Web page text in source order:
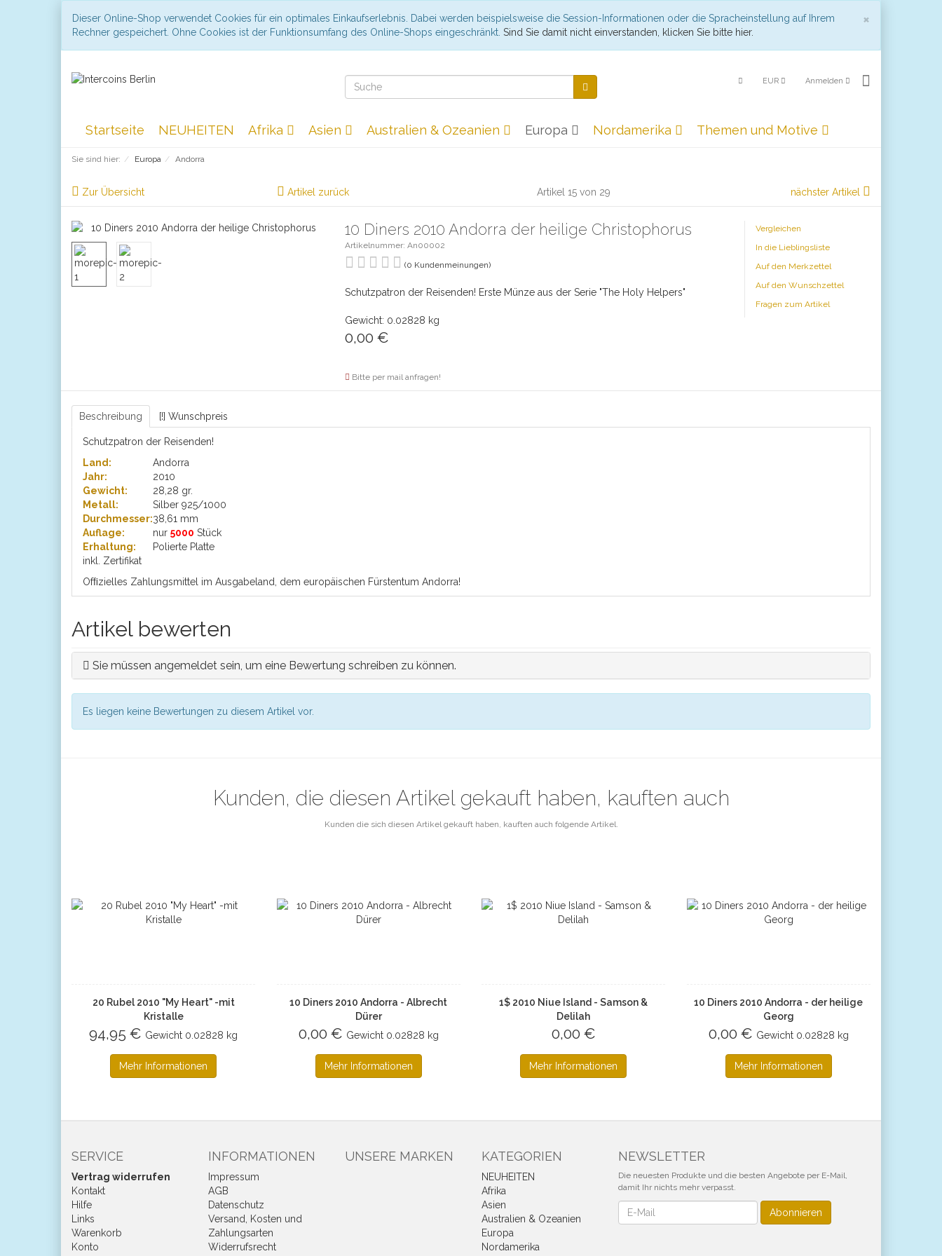
×
Dieser Online-Shop verwendet Cookies für ein optimales Einkaufserlebnis. Dabei werden beispielsweise die Session-Informationen oder die Spracheinstellung auf Ihrem
Rechner gespeichert. Ohne Cookies ist der Funktionsumfang des Online-Shops eingeschränkt. Sind Sie damit nicht einverstanden, klicken Sie bitte hier.
EUR Anmelden
Startseite NEUHEITEN Afrika Asien Australien & Ozeanien Europa Nordamerika Themen und Motive
Sie sind hier: Europa Andorra
Zur Übersicht Artikel zurück Artikel 15 von 29 nächster Artikel
10 Diners 2010 Andorra der heilige Christophorus
Artikelnummer: An00002
(0 Kundenmeinungen)
Schutzpatron der Reisenden! Erste Münze aus der Serie "The Holy Helpers"
Gewicht: 0.02828 kg
0,00 €
Bitte per mail anfragen!
Vergleichen
In die Lieblingsliste
Auf den Merkzettel
Auf den Wunschzettel
Fragen zum Artikel
Beschreibung [!] Wunschpreis
Schutzpatron der Reisenden!
Land:
Andorra
Jahr:
2010
Gewicht:
28,28 gr.
Metall:
Silber 925/1000
Durchmesser:38,61 mm
Auflage:
nur 5000 Stück
Erhaltung:
Polierte Platte
inkl. Zertifikat
Ofﬁzielles Zahlungsmittel im Ausgabeland, dem europäischen Fürstentum Andorra!
Artikel bewerten
Sie müssen angemeldet sein, um eine Bewertung schreiben zu können.
Es liegen keine Bewertungen zu diesem Artikel vor.
Kunden, die diesen Artikel gekauft haben, kauften auch
Kunden die sich diesen Artikel gekauft haben, kauften auch folgende Artikel.
20 Rubel 2010 "My Heart" -mit
Kristalle
94,95 € Gewicht 0.02828 kg
Mehr Informationen
10 Diners 2010 Andorra - Albrecht
Dürer
0,00 € Gewicht 0.02828 kg
Mehr Informationen
1$ 2010 Niue Island - Samson &
Delilah
0,00 €
Mehr Informationen
10 Diners 2010 Andorra - der heilige
Georg
0,00 € Gewicht 0.02828 kg
Mehr Informationen
SERVICE
Vertrag widerrufen
Kontakt
Hilfe
Links
Warenkorb
Konto
INFORMATIONEN
Impressum
AGB
Datenschutz
Versand, Kosten und
Zahlungsarten
Widerrufsrecht
UNSERE MARKEN KATEGORIEN
NEUHEITEN
Afrika
Asien
Australien & Ozeanien
Europa
Nordamerika
NEWSLETTER
Die neuesten Produkte und die besten Angebote per E-Mail,
damit Ihr nichts mehr verpasst.
Newsletter Abonnieren